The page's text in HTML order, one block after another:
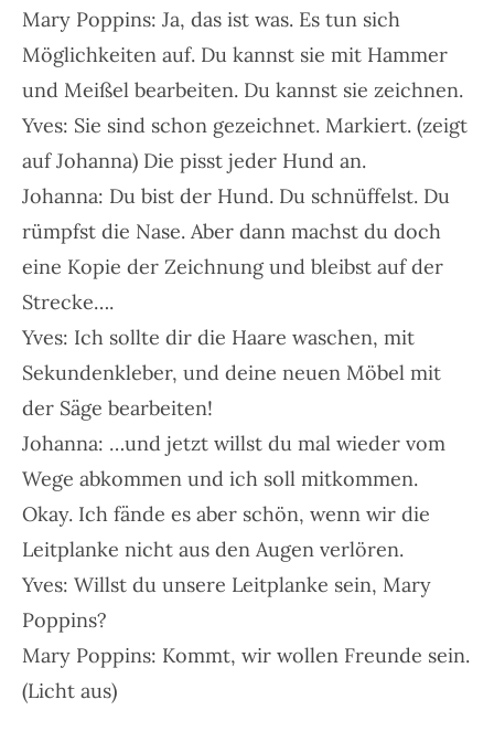
Mary Poppins: Ja, das ist was. Es tun sich
Möglichkeiten auf. Du kannst sie mit Hammer
und Meißel bearbeiten. Du kannst sie zeichnen.
Yves: Sie sind schon gezeichnet. Markiert. (zeigt
auf Johanna) Die pisst jeder Hund an.
Johanna: Du bist der Hund. Du schnüffelst. Du
rümpfst die Nase. Aber dann machst du doch
eine Kopie der Zeichnung und bleibst auf der
Strecke….
Yves: Ich sollte dir die Haare waschen, mit
Sekundenkleber, und deine neuen Möbel mit
der Säge bearbeiten!
Johanna: …und jetzt willst du mal wieder vom
Wege abkommen und ich soll mitkommen.
Okay. Ich fände es aber schön, wenn wir die
Leitplanke nicht aus den Augen verlören.
Yves: Willst du unsere Leitplanke sein, Mary
Poppins?
Mary Poppins: Kommt, wir wollen Freunde sein.
(Licht aus)